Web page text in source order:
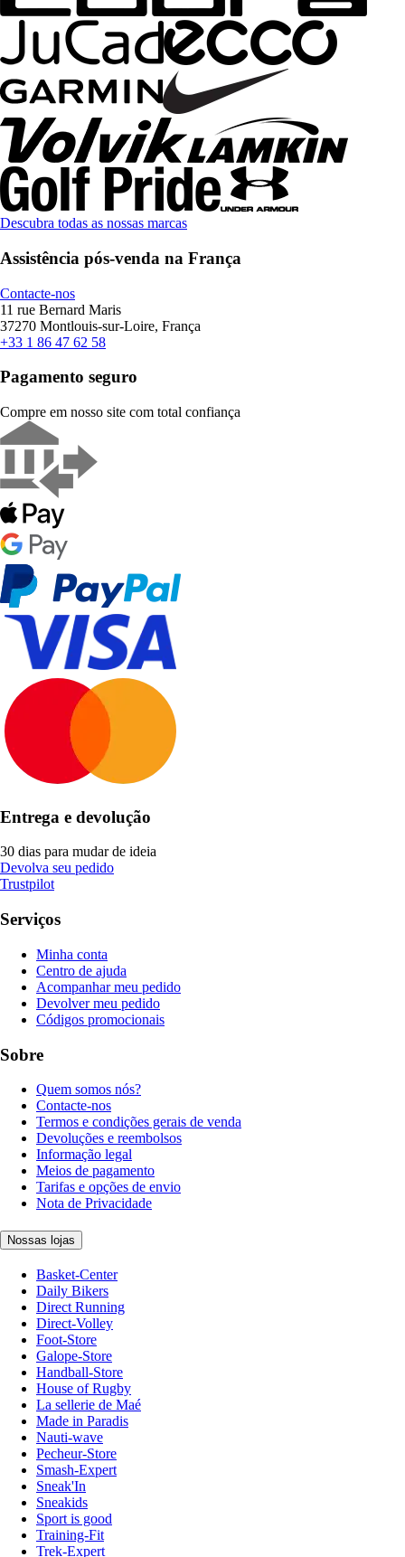
Descubra todas as nossas marcas
Assistência pós-venda na França
Contacte-nos
11 rue Bernard Maris
37270 Montlouis-sur-Loire, França
+33 1 86 47 62 58
Pagamento seguro
Compre em nosso site com total confiança
Entrega e devolução
30 dias para mudar de ideia
Devolva seu pedido
Trustpilot
Serviços
Minha conta
Centro de ajuda
Acompanhar meu pedido
Devolver meu pedido
Códigos promocionais
Sobre
Quem somos nós?
Contacte-nos
Termos e condições gerais de venda
Devoluções e reembolsos
Informação legal
Meios de pagamento
Tarifas e opções de envio
Nota de Privacidade
Nossas lojas
Basket-Center
Daily Bikers
Direct Running
Direct-Volley
Foot-Store
Galope-Store
Handball-Store
House of Rugby
La sellerie de Maé
Made in Paradis
Nauti-wave
Pecheur-Store
Smash-Expert
Sneak'In
Sneakids
Sport is good
Training-Fit
Trek-Expert